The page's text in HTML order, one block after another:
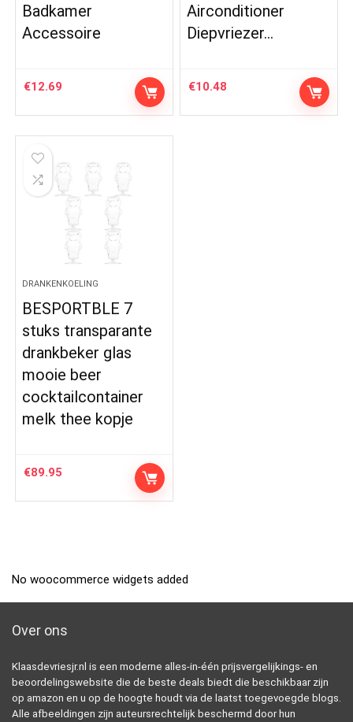
Badkamer
Accessoire
€12.69
Airconditioner
Diepvriezer…
€10.48
DRANKENKOELING
BESPORTBLE 7
stuks transparante
drankbeker glas
mooie beer
cocktailcontainer
melk thee kopje
€89.95
No woocommerce widgets added
Over ons
Klaasdevriesjr.nl is een moderne alles-in-één prijsvergelijkings- en
beoordelingswebsite die de beste deals biedt die beschikbaar zijn
op amazon en u op de hoogte houdt via de laatst toegevoegde blogs.
Alle afbeeldingen zijn auteursrechtelijk beschermd door hun